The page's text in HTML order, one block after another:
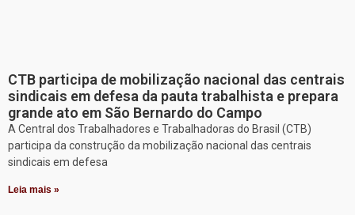
CTB participa de mobilização nacional das centrais
sindicais em defesa da pauta trabalhista e prepara
grande ato em São Bernardo do Campo
A Central dos Trabalhadores e Trabalhadoras do Brasil (CTB)
participa da construção da mobilização nacional das centrais
sindicais em defesa
Leia mais »